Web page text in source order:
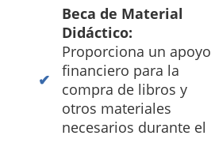
Beca de Material
Didáctico:
Proporciona un apoyo
financiero para la
compra de libros y
otros materiales
necesarios durante el